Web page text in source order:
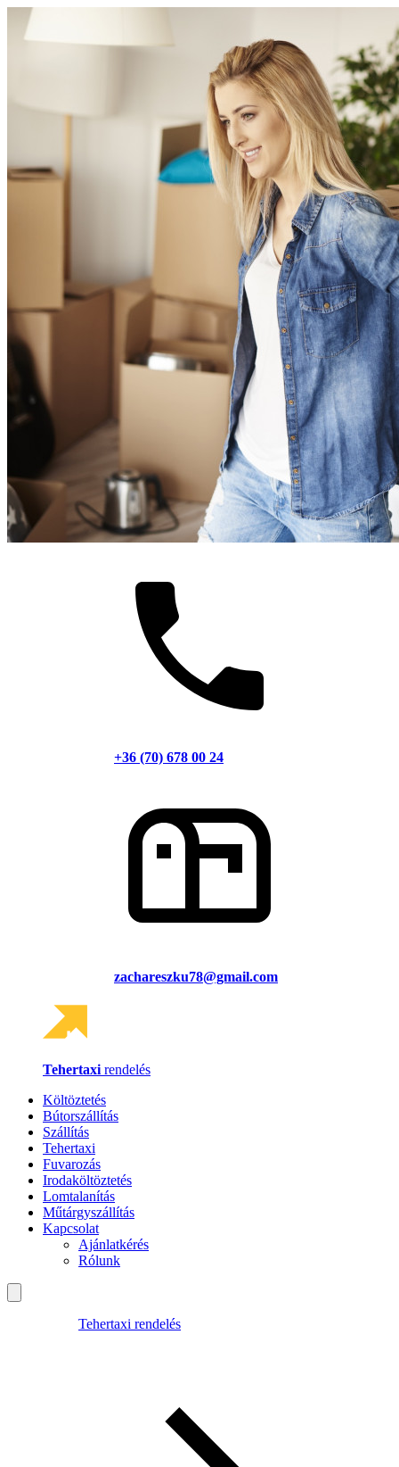
+36 (70) 678 00 24
zachareszku78@gmail.com
Tehertaxi rendelés
Költöztetés
Bútorszállítás
Szállítás
Tehertaxi
Fuvarozás
Irodaköltöztetés
Lomtalanítás
Műtárgyszállítás
Kapcsolat
Ajánlatkérés
Rólunk
Tehertaxi rendelés